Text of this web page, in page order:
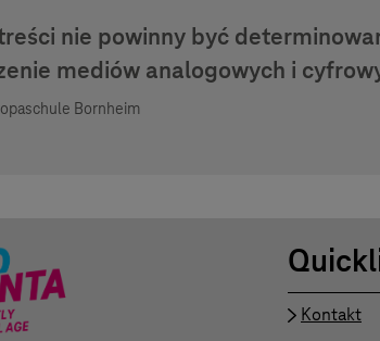
nie powinny być
mediów analogowych i
Bornheim
Kontakt